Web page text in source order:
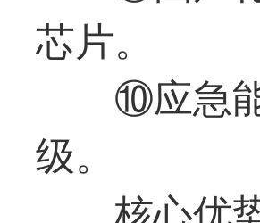
芯片。
⑩应急
级。
核心优